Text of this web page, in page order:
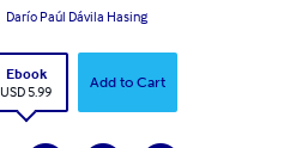
Darío Paúl Dávila Hasing
Ebook
USD 5.99
Add to Cart